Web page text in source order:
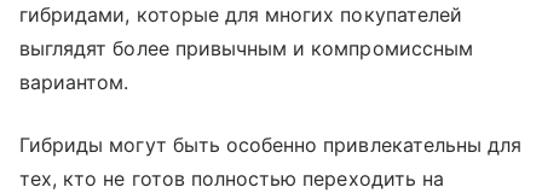
гибридами, которые для многих покупателей
выглядят более привычным и компромиссным
вариантом.
Гибриды могут быть особенно привлекательны для
тех, кто не готов полностью переходить на